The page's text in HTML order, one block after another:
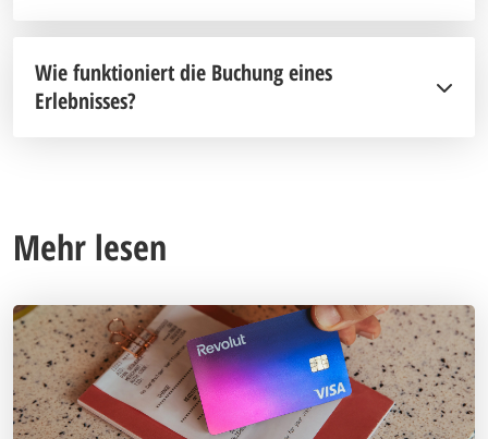
Wie funktioniert die Buchung eines
Erlebnisses?
Mehr lesen